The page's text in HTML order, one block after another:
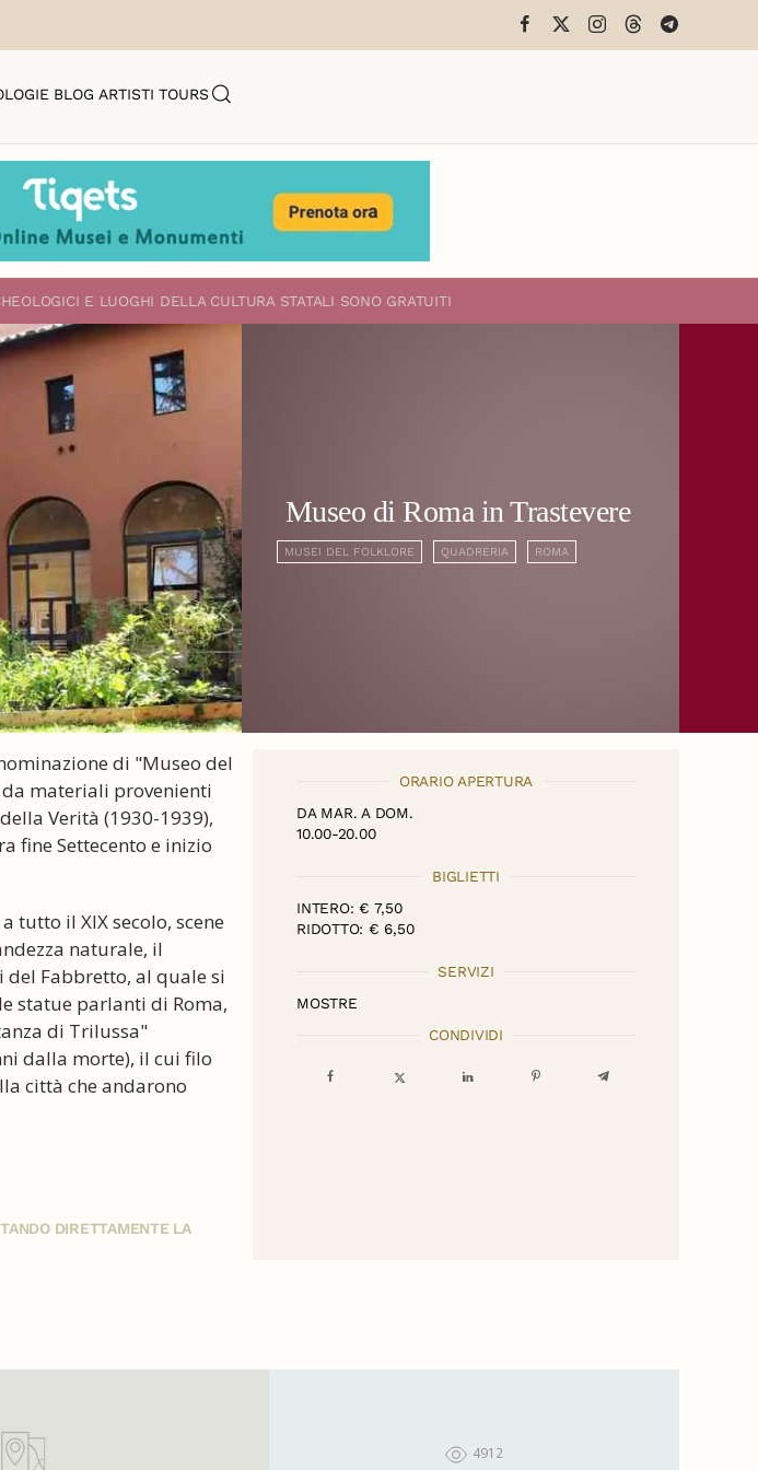
BLOG ARTISTI TOURS
E LUOGHI DELLA CULTURA STATALI SONO GRATUITI
Museo di Roma in Trastevere
MUSEI DEL FOLKLORE QUADRERIA ROMA
di "Museo del
da materiali provenienti
Verità (1930-1939),
fine Settecento e inizio
tutto il XIX secolo, scene
naturale, il
del Fabbretto, al quale si
statue parlanti di Roma,
di Trilussa"
dalla morte), il cui filo
città che andarono
DIRETTAMENTE LA
ORARIO APERTURA
DA MAR. A DOM.
10.00-20.00
BIGLIETTI
INTERO: € 7,50
RIDOTTO: € 6,50
SERVIZI
MOSTRE
CONDIVIDI
4912